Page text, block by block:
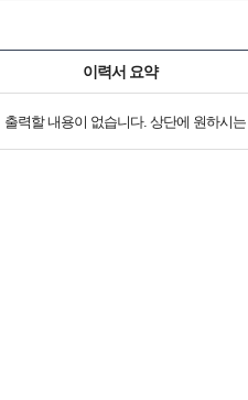
이력서 요약
출력할 내용이 없습니다. 상단에 원하시